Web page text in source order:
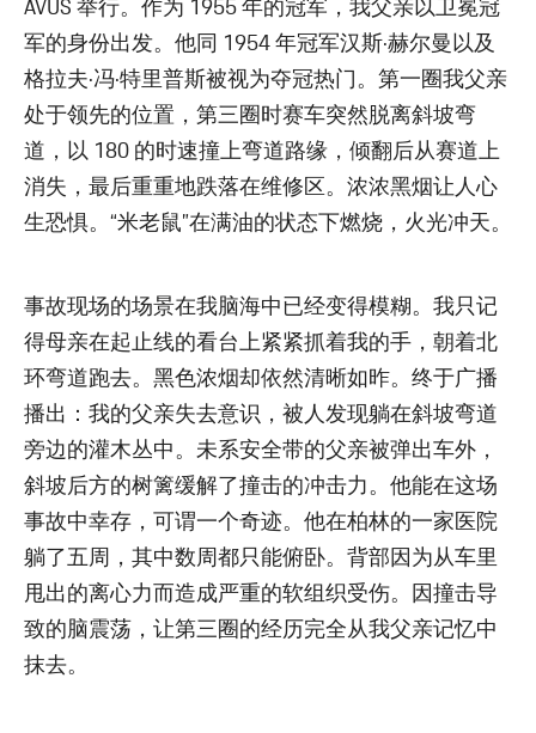
AVUS 举行。作为 1955 年的冠军，我父亲以卫冕冠
军的身份出发。他同 1954 年冠军汉斯·赫尔曼以及
格拉夫·冯·特里普斯被视为夺冠热门。第一圈我父亲
处于领先的位置，第三圈时赛车突然脱离斜坡弯
道，以 180 的时速撞上弯道路缘，倾翻后从赛道上
消失，最后重重地跌落在维修区。浓浓黑烟让人心
生恐惧。“米老鼠”在满油的状态下燃烧，火光冲天。
事故现场的场景在我脑海中已经变得模糊。我只记
得母亲在起止线的看台上紧紧抓着我的手，朝着北
环弯道跑去。黑色浓烟却依然清晰如昨。终于广播
播出：我的父亲失去意识，被人发现躺在斜坡弯道
旁边的灌木丛中。未系安全带的父亲被弹出车外，
斜坡后方的树篱缓解了撞击的冲击力。他能在这场
事故中幸存，可谓一个奇迹。他在柏林的一家医院
躺了五周，其中数周都只能俯卧。背部因为从车里
甩出的离心力而造成严重的软组织受伤。因撞击导
致的脑震荡，让第三圈的经历完全从我父亲记忆中
抹去。